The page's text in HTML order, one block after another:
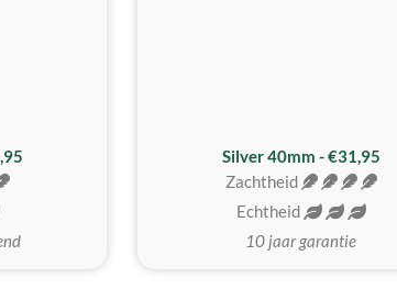
Silver 40mm - €31,95
Zachtheid
Echtheid
10 jaar garantie